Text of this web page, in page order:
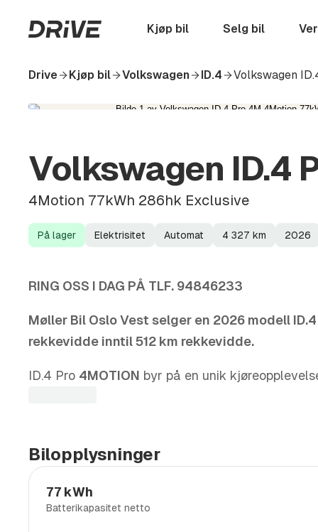
hovedinnhold
Startside Kjøp bil Selg bil
Drive Kjøp bil Volkswagen ID.4 Volkswagen
Volkswagen ID.4
4Motion 77kWh 286hk Exclusive
Lagerstatus
På lager
Drivstoff Elektrisitet
Girkasse Automat
Kilometerstand 4 327 km
Modellår 2026
RING OSS I DAG PÅ TLF. 94846233
Møller Bil Oslo Vest selger en 2026 modell
rekkevidde inntil 512 km rekkevidde.
ID.4 Pro 4MOTION byr på en unik
Setene foran er elektrisk justerbare med
samt massasjefunksjon
cruisekontroll, utmanøvreringsassistent og
Bilopplysninger
Batterikapasitet netto
77 kWh